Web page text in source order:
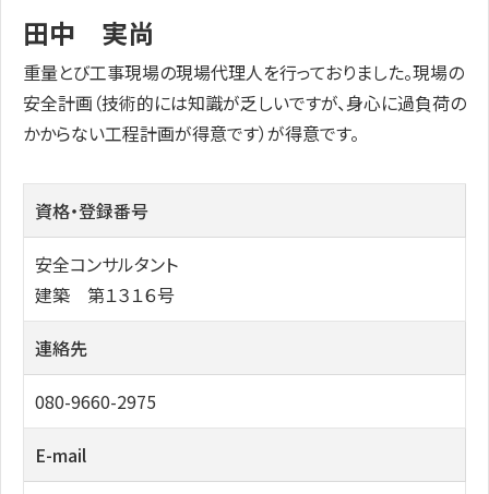
田中 実尚
重量とび工事現場の現場代理人を行っておりました。現場の
安全計画（技術的には知識が乏しいですが、身心に過負荷の
かからない工程計画が得意です）が得意です。
資格・登録番号
安全コンサルタント
建築 第１３１６号
連絡先
080-9660-2975
E-mail